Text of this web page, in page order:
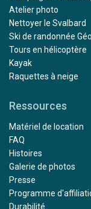
Atelier photo
Nettoyer le Svalbard
Ski de randonnée
Tours en hélicoptère
Kayak
Raquettes à neige
Ressources
Matériel de location
FAQ
Histoires
Galerie de photos
Presse
Programme
Durabilité